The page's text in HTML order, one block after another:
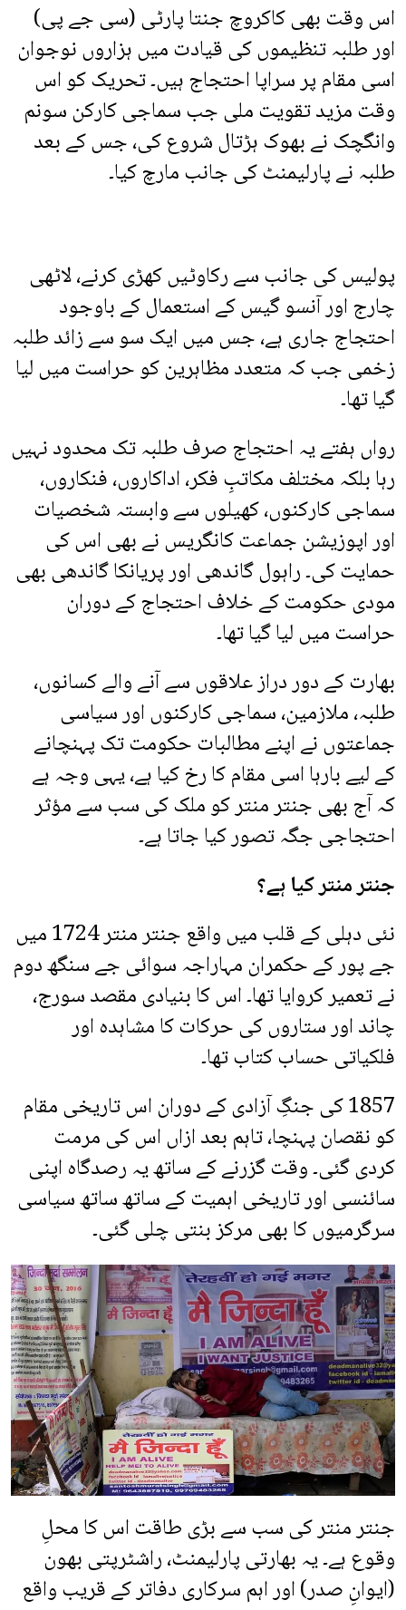
اس وقت بھی کاکروچ جنتا پارٹی (سی جے پی)
اور طلبہ تنظیموں کی قیادت میں ہزاروں نوجوان
اسی مقام پر سراپا احتجاج ہیں۔ تحریک کو اس
وقت مزید تقویت ملی جب سماجی کارکن سونم
وانگچک نے بھوک ہڑتال شروع کی، جس کے بعد
طلبہ نے پارلیمنٹ کی جانب مارچ کیا۔
پولیس کی جانب سے رکاوٹیں کھڑی کرنے، لاٹھی
چارج اور آنسو گیس کے استعمال کے باوجود
احتجاج جاری ہے، جس میں ایک سو سے زائد طلبہ
زخمی جب کہ متعدد مظاہرین کو حراست میں لیا
گیا تھا۔
رواں ہفتے یہ احتجاج صرف طلبہ تک محدود نہیں
رہا بلکہ مختلف مکاتبِ فکر، اداکاروں، فنکاروں،
سماجی کارکنوں، کھیلوں سے وابستہ شخصیات
اور اپوزیشن جماعت کانگریس نے بھی اس کی
حمایت کی۔ راہول گاندھی اور پریانکا گاندھی بھی
مودی حکومت کے خلاف احتجاج کے دوران
حراست میں لیا گیا تھا۔
بھارت کے دور دراز علاقوں سے آنے والے کسانوں،
طلبہ، ملازمین، سماجی کارکنوں اور سیاسی
جماعتوں نے اپنے مطالبات حکومت تک پہنچانے
کے لیے بارہا اسی مقام کا رخ کیا ہے، یہی وجہ ہے
کہ آج بھی جنتر منتر کو ملک کی سب سے مؤثر
احتجاجی جگہ تصور کیا جاتا ہے۔
جنتر منتر کیا ہے؟
نئی دہلی کے قلب میں واقع جنتر منتر 1724 میں
جے پور کے حکمران مہاراجہ سوائی جے سنگھ دوم
نے تعمیر کروایا تھا۔ اس کا بنیادی مقصد سورج،
چاند اور ستاروں کی حرکات کا مشاہدہ اور
فلکیاتی حساب کتاب تھا۔
1857 کی جنگِ آزادی کے دوران اس تاریخی مقام
کو نقصان پہنچا، تاہم بعد ازاں اس کی مرمت
کردی گئی۔ وقت گزرنے کے ساتھ یہ رصدگاہ اپنی
سائنسی اور تاریخی اہمیت کے ساتھ ساتھ سیاسی
سرگرمیوں کا بھی مرکز بنتی چلی گئی۔
جنتر منتر کی سب سے بڑی طاقت اس کا محلِ
وقوع ہے۔ یہ بھارتی پارلیمنٹ، راشٹرپتی بھون
(ایوانِ صدر) اور اہم سرکاری دفاتر کے قریب واقع